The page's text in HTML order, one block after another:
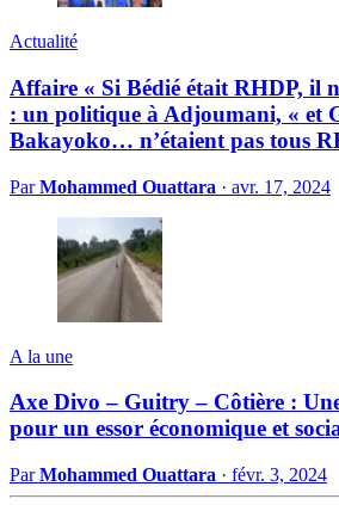
Actualité
Affaire « Si Bédié était RHDP, il
: un politique à Adjoumani, « et
Bakayoko… n’étaient pas tous
ParMohammed Ouattara · avr. 17, 2024
A la une
Axe Divo – Guitry – Côtière :
pour un essor économique et
ParMohammed Ouattara · févr. 3, 2024